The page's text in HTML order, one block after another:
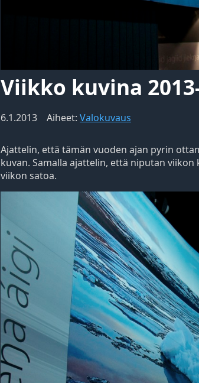
Viikko kuvina
6.1.2013 Aiheet: Valokuvaus
Ajattelin, että tämän vuoden ajan pyrin
kuvan. Samalla ajattelin, että niputan
viikon satoa.